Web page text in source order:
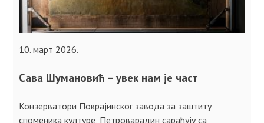
10. март 2026.
Сава Шумановић – увек нам је част
Конзерватори Покрајинског завода за заштиту
споменика културе, Петроварадин сарађују са